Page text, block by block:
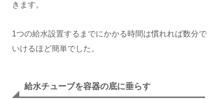
きます。
1つの給水設置するまでにかかる時間は慣れれば数分で
いけるほど簡単でした。
給水チューブを容器の底に垂らす